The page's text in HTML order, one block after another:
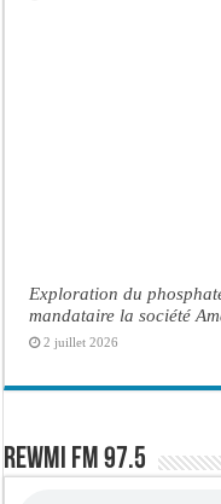
Exploration du
mandataire la société
2 juillet 2026
Rewmi FM 97.5